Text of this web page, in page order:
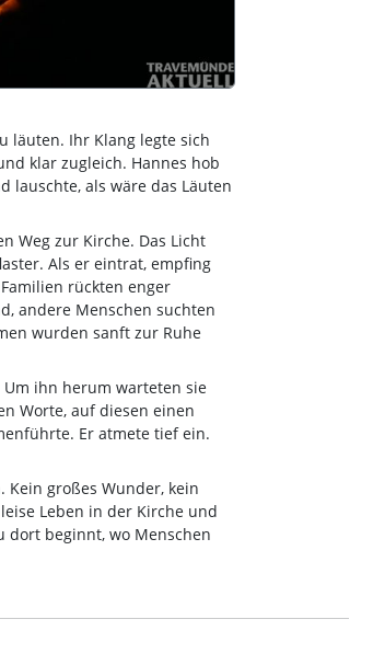
läuten. Ihr Klang legte sich
klar zugleich. Hannes hob
lauschte, als wäre das Läuten
Weg zur Kirche. Das Licht
Als er eintrat, empfing
rückten enger
andere Menschen suchten
wurden sanft zur Ruhe
ihn herum warteten sie
Worte, auf diesen einen
Er atmete tief ein.
Kein großes Wunder, kein
Leben in der Kirche und
dort beginnt, wo Menschen